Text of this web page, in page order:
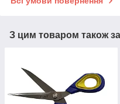
З цим товаром також